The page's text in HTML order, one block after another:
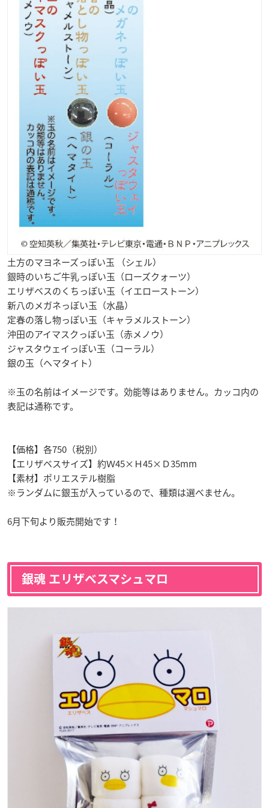
土方のマヨネーズっぽい玉 （シェル）
銀時のいちご牛乳っぽい玉（ローズクォーツ）
エリザベスのくちっぽい玉（イエローストーン）
新八のメガネっぽい玉（水晶）
定春の落し物っぽい玉（キャラメルストーン）
沖田のアイマスクっぽい玉（赤メノウ）
ジャスタウェイっぽい玉（コーラル）
銀の玉（ヘマタイト）
※玉の名前はイメージです。効能等はありません。カッコ内の
表記は通称です。
【価格】各750（税別）
【エリザベスサイズ】約Ｗ45×Ｈ45×Ｄ35mm
【素材】ポリエステル樹脂
※ランダムに銀玉が入っているので、種類は選べません。
6月下旬より販売開始です！
銀魂 エリザベスマシュマロ